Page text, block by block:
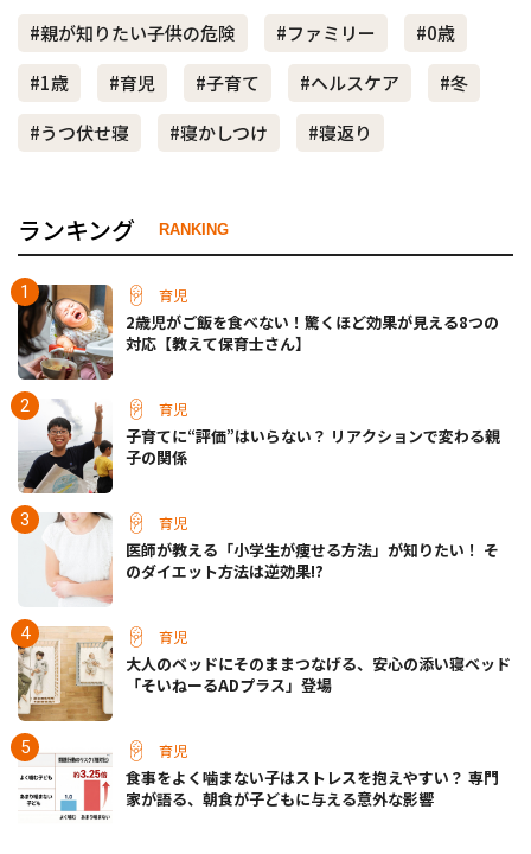
#親が知りたい子供の危険 #ファミリー
#0歳
#1歳
#育児 #子育て #ヘルスケア
#冬
#うつ伏せ寝
#寝かしつけ #寝返り
ランキング RANKING
育児
2歳児がご飯を食べない！驚くほど効果が見える8つの
対応【教えて保育士さん】
育児
子育てに“評価”はいらない？ リアクションで変わる親
子の関係
育児
医師が教える「小学生が痩せる方法」が知りたい！ そ
のダイエット方法は逆効果!?
育児
大人のベッドにそのままつなげる、安心の添い寝ベッド
「そいねーるADプラス」登場
育児
食事をよく噛まない子はストレスを抱えやすい？ 専門
家が語る、朝食が子どもに与える意外な影響